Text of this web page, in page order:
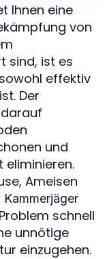
Ihnen eine
von
sind, ist es
effektiv
Der
und
eliminieren.
Ameisen
Kammerjäger
schnell
unnötige
einzugehen.